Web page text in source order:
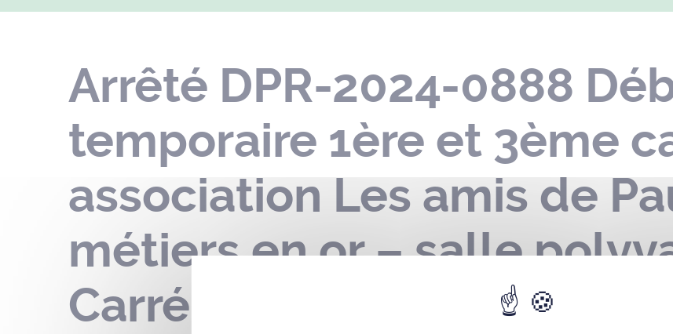
Arrêté DPR-2024-0888
temporaire 1ère et 3ème
association Les amis de
métiers en or – salle
Carré des Services le 11